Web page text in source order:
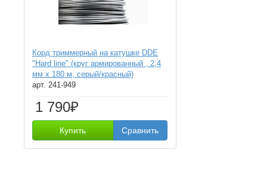
Корд триммерный на катушке DDE
"Hard line" (круг армированный , 2,4
мм х 180 м, серый/красный)
арт. 241-949
1 790₽
Купить Сравнить